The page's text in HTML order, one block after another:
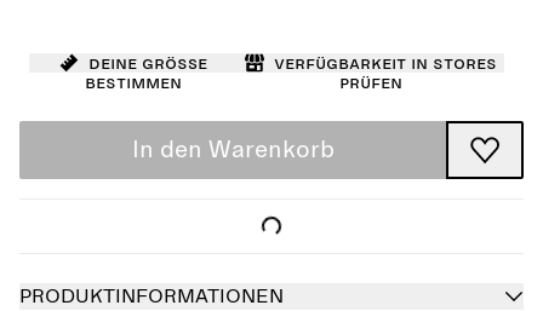
Deine Größe
bestimmen
Verfügbarkeit in Stores
prüfen
In den Warenkorb
PRODUKTINFORMATIONEN